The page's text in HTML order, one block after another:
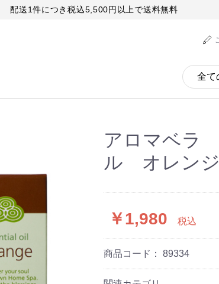
配送1件につき税込5,500円以上で送料無料
アロマベラ
ル オレン
￥1,980 税込
商品コード： 89334